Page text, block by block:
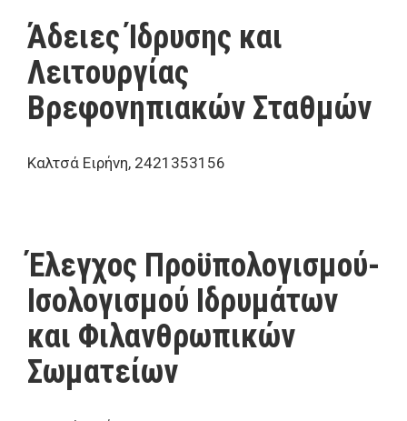
Άδειες Ίδρυσης και
Λειτουργίας
Βρεφονηπιακών Σταθμών
Καλτσά Ειρήνη, 2421353156
Έλεγχος Προϋπολογισμού-
Ισολογισμού Ιδρυμάτων
και Φιλανθρωπικών
Σωματείων